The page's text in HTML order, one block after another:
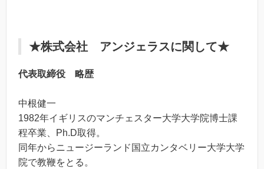
★株式会社 アンジェラスに関して★
代表取締役 略歴
中根健一
1982年イギリスのマンチェスター大学大学院博士課
程卒業、Ph.D取得。
同年からニュージーランド国立カンタベリー大学大学
院で教鞭をとる。